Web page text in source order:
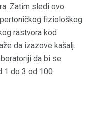
Zatim sledi ovo
fiziološkog
rastvora kod
da izazove kašalj.
da bi se
1 do 3 od 100